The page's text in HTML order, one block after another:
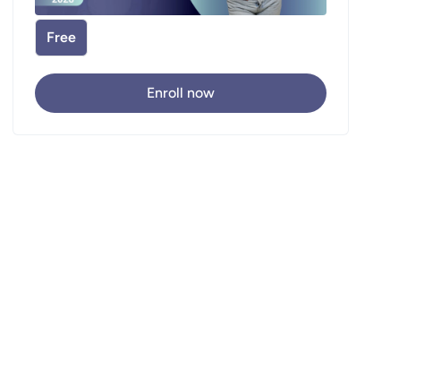
Free
Enroll now